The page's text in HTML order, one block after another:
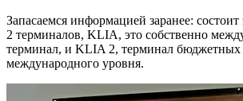
Запасаемся информацией заранее:
2 терминалов, KLIA, это собственно
терминал, и KLIA 2, терминал бюджетных
международного уровня.